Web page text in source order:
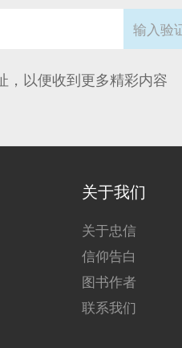
，以便收到更多精彩内容
关于我们
关于忠信
信仰告白
图书作者
联系我们